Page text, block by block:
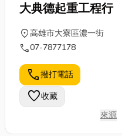
大典德起重工程行
location_on高雄市大寮區濃一街
call07-7877178
call撥打電話
favorite收藏
來源